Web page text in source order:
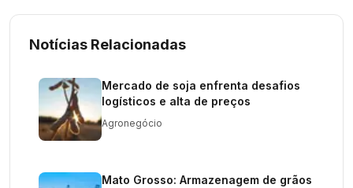
Notícias Relacionadas
Mercado de soja enfrenta desafios
logísticos e alta de preços
Agronegócio
Mato Grosso: Armazenagem de grãos